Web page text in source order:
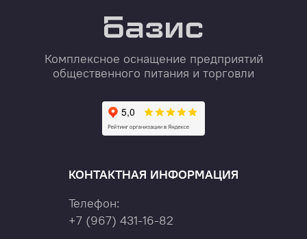
Комплексное оснащение предприятий
общественного питания и торговли
КОНТАКТНАЯ ИНФОРМАЦИЯ
Телефон:
+7 (967) 431-16-82